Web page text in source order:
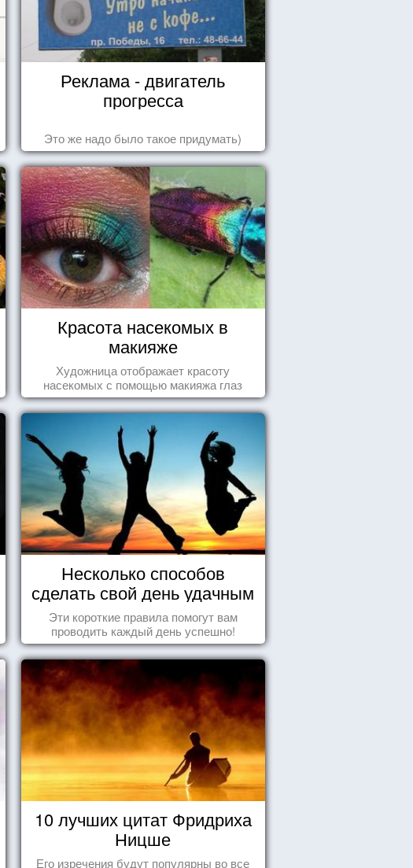
Реклама - двигатель
прогресса
Это же надо было такое придумать)
Красота насекомых в
макияже
Художница отображает красоту
насекомых с помощью макияжа глаз
Несколько способов
сделать свой день удачным
Эти короткие правила помогут вам
проводить каждый день успешно!
10 лучших цитат Фридриха
Ницше
Его изречения будут популярны во все